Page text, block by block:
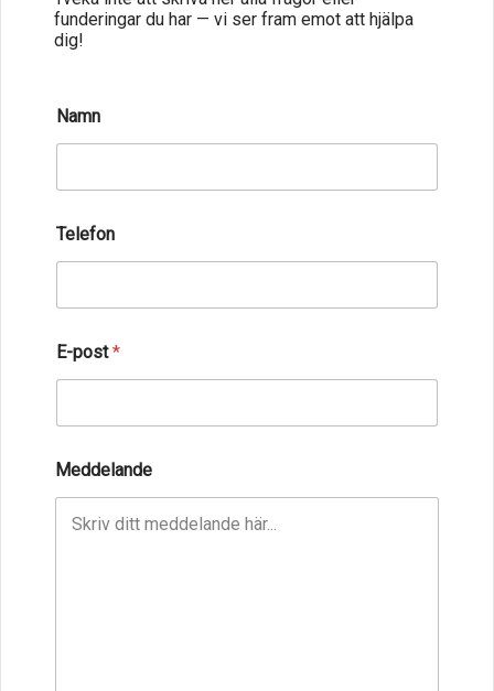
funderingar du har — vi ser fram emot att hjälpa
dig!
Namn
Telefon
E-post*
Meddelande